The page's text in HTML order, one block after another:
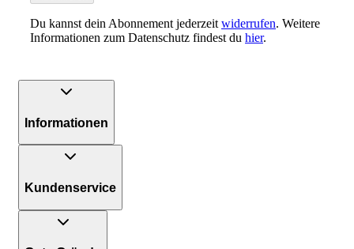
Du kannst dein Abonnement jederzeit widerrufen. Weitere
Informationen zum Datenschutz findest du hier.
Informationen
Kundenservice